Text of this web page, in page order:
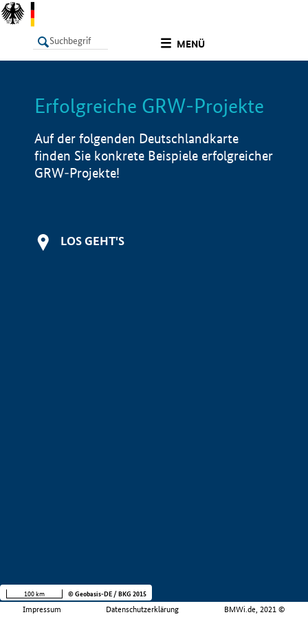
MENÜ
LISTE Info
Erfolgreiche GRW-Projekte
Auf der folgenden Deutschlandkarte
finden Sie konkrete Beispiele erfolgreicher
GRW-Projekte!
LOS GEHT'S
Impressum Datenschutzerklärung BMWi.de, 2021 ©
100 km © Geobasis-DE / BKG 2015